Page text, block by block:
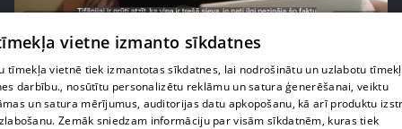
Kaspars Kambala neslēpj vilšanos par bijušo sievu
Tifāniju
72. epizode
vietne izmanto sīkdatnes
tīmekļa vietnē tiek izmantotas sīkdatnes, lai nodrošinātu un uzlabotu
darbību., nosūtītu personalizētu reklāmu un satura ģenerēšanai, veiktu
un satura mērījumus, auditorijas datu apkopošanu, kā arī produktu
Zemāk sniedzam informāciju par visām sīkdatnēm, kuras tiek